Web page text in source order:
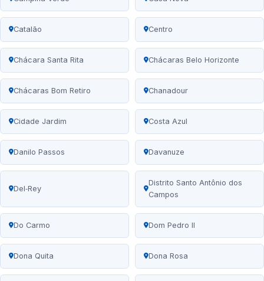
Catalão Centro
Chácara Santa Rita Chácaras Belo Horizonte
Chácaras Bom Retiro Chanadour
Cidade Jardim Costa Azul
Danilo Passos Davanuze
Del‑Rey
Distrito Santo Antônio dos
Campos
Do Carmo Dom Pedro II
Dona Quita Dona Rosa